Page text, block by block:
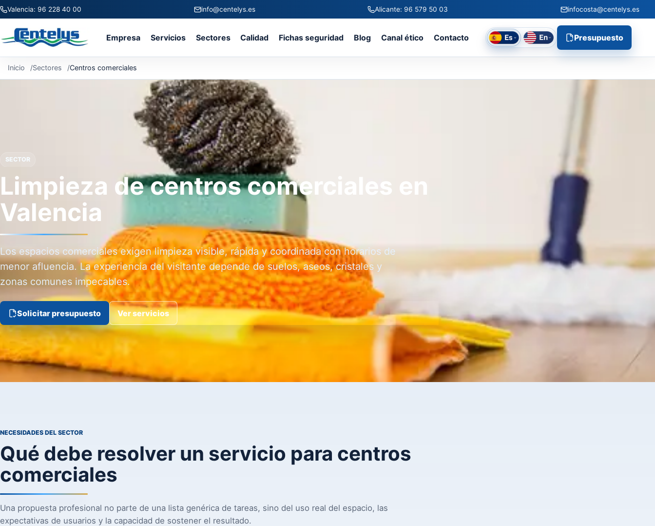
Valencia: 96 228 40 00 info@centelys.es Alicante: 96 579 50 03 infocosta@centelys.es
Empresa Servicios Sectores Calidad Fichas seguridad Blog Canal ético Contacto Presupuesto
Inicio Sectores Centros comerciales
SECTOR
Limpieza de centros comerciales en
Valencia
Los espacios comerciales exigen limpieza visible, rápida y coordinada con horarios de
menor afluencia. La experiencia del visitante depende de suelos, aseos, cristales y
zonas comunes impecables.
Solicitar presupuesto Ver servicios
NECESIDADES DEL SECTOR
Qué debe resolver un servicio para centros
comerciales
Una propuesta profesional no parte de una lista genérica de tareas, sino del uso real del espacio, las
expectativas de usuarios y la capacidad de sostener el resultado.